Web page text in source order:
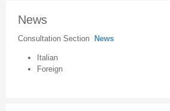
News
Consultation Section News
Italian
Foreign